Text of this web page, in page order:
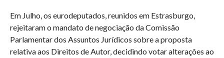
Em Julho, os eurodeputados, reunidos em Estrasburgo,
rejeitaram o mandato de negociação da Comissão
Parlamentar dos Assuntos Jurídicos sobre a proposta
relativa aos Direitos de Autor, decidindo votar alterações ao